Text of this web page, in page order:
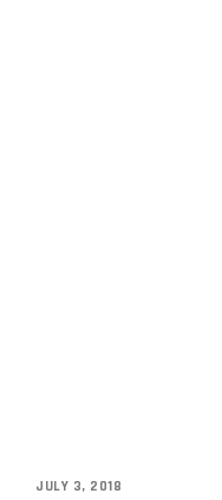
JULY 3, 2018